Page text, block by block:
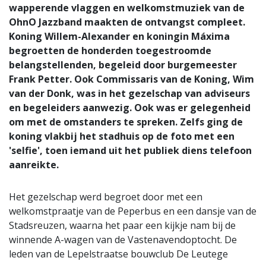
wapperende vlaggen en welkomstmuziek van de
OhnO Jazzband maakten de ontvangst compleet.
Koning Willem-Alexander en koningin Máxima
begroetten de honderden toegestroomde
belangstellenden, begeleid door burgemeester
Frank Petter. Ook Commissaris van de Koning, Wim
van der Donk, was in het gezelschap van adviseurs
en begeleiders aanwezig. Ook was er gelegenheid
om met de omstanders te spreken. Zelfs ging de
koning vlakbij het stadhuis op de foto met een
'selfie', toen iemand uit het publiek diens telefoon
aanreikte.
Het gezelschap werd begroet door met een
welkomstpraatje van de Peperbus en een dansje van de
Stadsreuzen, waarna het paar een kijkje nam bij de
winnende A-wagen van de Vastenavendoptocht. De
leden van de Lepelstraatse bouwclub De Leutege